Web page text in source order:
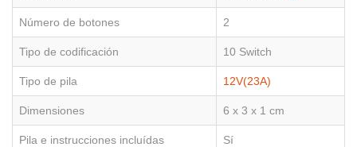
Número de botones 2
Tipo de codificación 10 Switch
Tipo de pila 12V(23A)
Dimensiones 6 x 3 x 1 cm
Pila e instrucciones incluídas Sí